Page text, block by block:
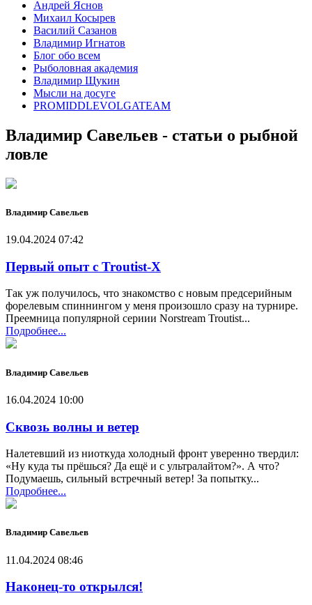
Андрей Яснов
Михаил Косырев
Василий Сазанов
Владимир Игнатов
Блог обо всем
Рыболовная академия
Владимир Щукин
Мысли на досуге
PROMIDDLEVOLGATEAM
Владимир Савельев - статьи о рыбной
ловле
Владимир Савельев
19.04.2024 07:42
Первый опыт с Troutist-X
Так уж получилось, что знакомство с новым предсерийным
форелевым спиннингом у меня произошло сразу на турнире.
Преемница популярной сериии Norstream Troutist...
Подробнее...
Владимир Савельев
16.04.2024 10:00
Сквозь волны и ветер
Налетевший из ниоткуда холодный фронт уверенно твердил:
«Ну куда ты прёшься? Да ещё и с ультралайтом?». А что?
Подумаешь, сильный встречный ветер! За попытку...
Подробнее...
Владимир Савельев
11.04.2024 08:46
Наконец-то открылся!